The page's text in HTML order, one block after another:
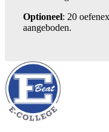
Optioneel: 20
aangeboden.